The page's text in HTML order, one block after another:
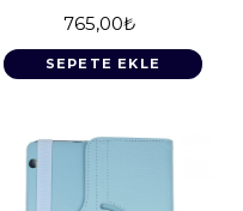
765,00₺
SEPETE EKLE